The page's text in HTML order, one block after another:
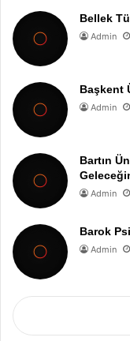
Bellek
Admin
Başkent
Admin
Bartın
Admin
Barok
Admin